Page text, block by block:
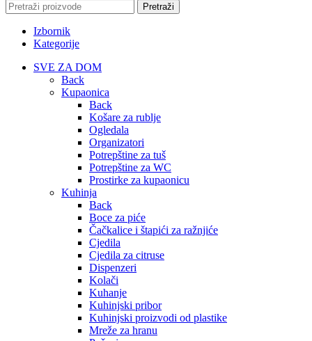
Pretraži
Izbornik
Kategorije
SVE ZA DOM
Back
Kupaonica
Back
Košare za rublje
Ogledala
Organizatori
Potrepštine za tuš
Potrepštine za WC
Prostirke za kupaonicu
Kuhinja
Back
Boce za piće
Čačkalice i štapići za ražnjiće
Cjedila
Cjedila za citruse
Dispenzeri
Kolači
Kuhanje
Kuhinjski pribor
Kuhinjski proizvodi od plastike
Mreže za hranu